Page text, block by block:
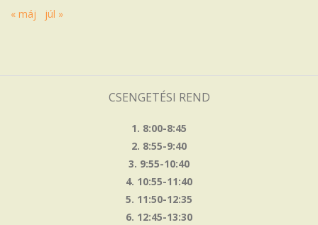
« máj júl »
CSENGETÉSI REND
1. 8:00-8:45
2. 8:55-9:40
3. 9:55-10:40
4. 10:55-11:40
5. 11:50-12:35
6. 12:45-13:30